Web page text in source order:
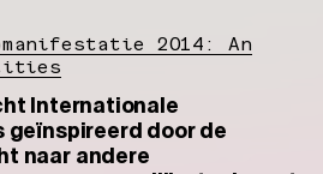
2014: An
Internationale
door de
naar andere